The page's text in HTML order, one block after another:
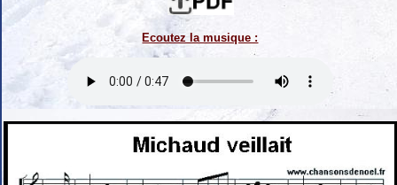
Ecoutez la musique :